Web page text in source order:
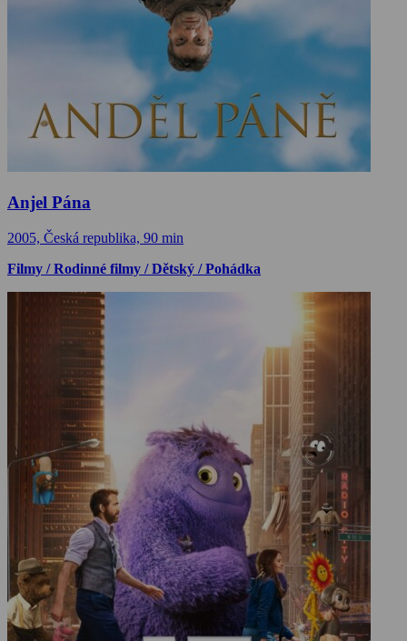
Anjel Pána
2005, Česká republika, 90 min
Filmy / Rodinné filmy / Dětský / Pohádka